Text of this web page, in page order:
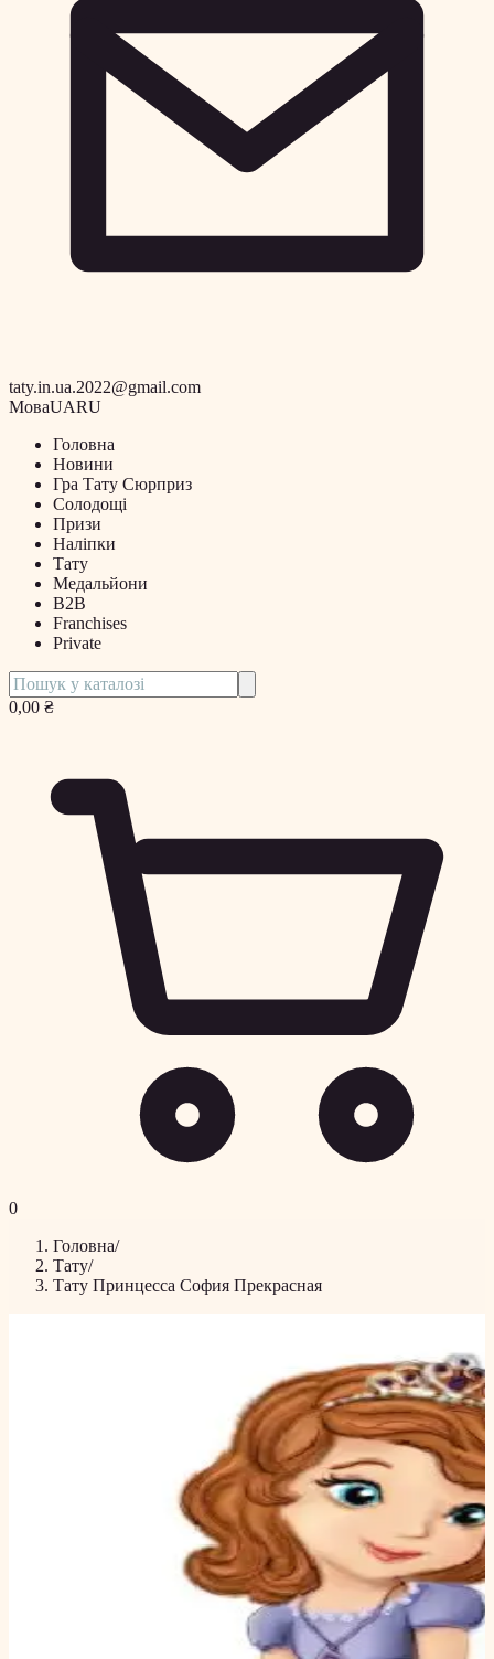
taty.in.ua.2022@gmail.com
МоваUARU
Головна
Новини
Гра Тату Сюрприз
Солодощі
Призи
Наліпки
Тату
Медальйони
B2B
Franchises
Private
0,00 ₴
0
Головна/
Тату/
Тату Принцесса София Прекрасная